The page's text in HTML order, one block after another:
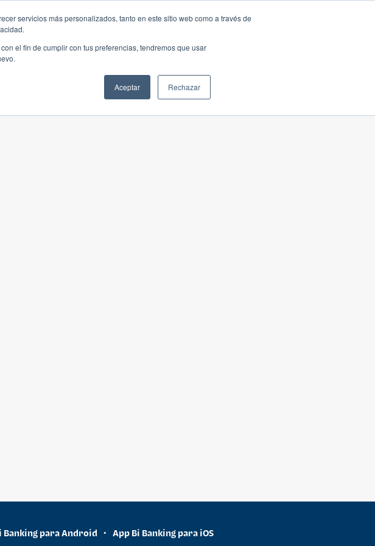
servicios más personalizados, tanto en este sitio web como a través de
el fin de cumplir con tus preferencias, tendremos que usar
Aceptar Rechazar
Banking para Android • App Bi Banking para iOS